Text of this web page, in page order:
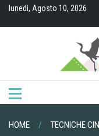
Skiplunedì, Agosto 10, 2026
HOME TECNICHE